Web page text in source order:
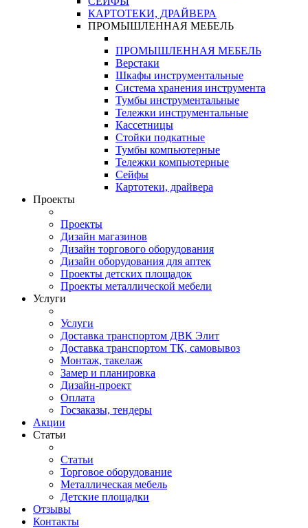
КАРТОТЕКИ, ДРАЙВЕРА
ПРОМЫШЛЕННАЯ МЕБЕЛЬ
ПРОМЫШЛЕННАЯ МЕБЕЛЬ
Верстаки
Шкафы инструментальные
Система хранения инструмента
Тумбы инструментальные
Тележки инструментальные
Кассетницы
Стойки подкатные
Тумбы компьютерные
Тележки компьютерные
Сейфы
Картотеки, драйвера
Проекты
Проекты
Дизайн магазинов
Дизайн торгового оборудования
Дизайн оборудования для аптек
Проекты детских площадок
Проекты металлической мебели
Услуги
Услуги
Доставка транспортом ДВК Элит
Доставка транспортом ТК, самовывоз
Монтаж, такелаж
Замер и планировка
Дизайн-проект
Оплата
Госзаказы, тендеры
Акции
Статьи
Статьи
Торговое оборудование
Металлическая мебель
Детские площадки
Отзывы
Контакты